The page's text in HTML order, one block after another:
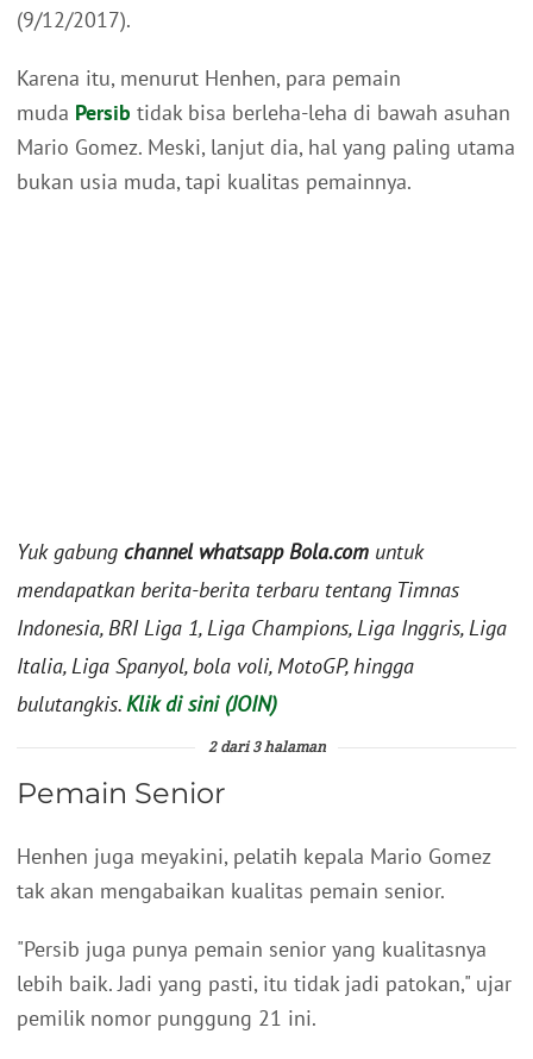
(9/12/2017).
Karena itu, menurut Henhen, para pemain
muda Persib tidak bisa berleha-leha di bawah asuhan
Mario Gomez. Meski, lanjut dia, hal yang paling utama
bukan usia muda, tapi kualitas pemainnya.
Yuk gabung channel whatsapp Bola.com untuk
mendapatkan berita-berita terbaru tentang Timnas
Indonesia, BRI Liga 1, Liga Champions, Liga Inggris, Liga
Italia, Liga Spanyol, bola voli, MotoGP, hingga
bulutangkis. Klik di sini (JOIN)
2 dari 3 halaman
Pemain Senior
Henhen juga meyakini, pelatih kepala Mario Gomez
tak akan mengabaikan kualitas pemain senior.
"Persib juga punya pemain senior yang kualitasnya
lebih baik. Jadi yang pasti, itu tidak jadi patokan," ujar
pemilik nomor punggung 21 ini.